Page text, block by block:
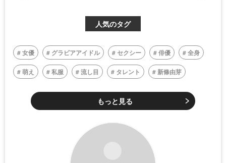
人気のタグ
女優 グラビアアイドル セクシー 俳優 全身
萌え 私服 流し目 タレント 新條由芽
もっと見る